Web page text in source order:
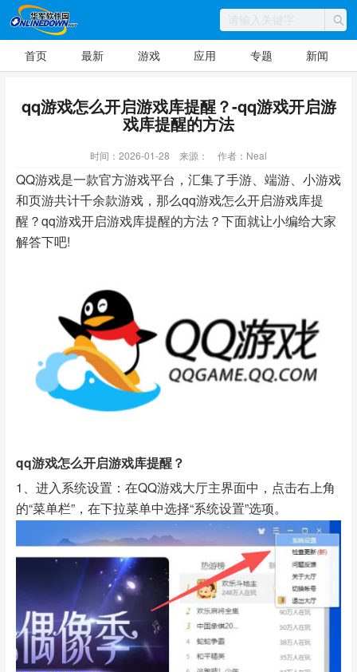
首页 最新 游戏 应用 专题 新闻
qq游戏怎么开启游戏库提醒？-qq游戏开启游
戏库提醒的方法
时间：2026-01-28 来源： 作者：Neal
QQ游戏是一款官方游戏平台，汇集了手游、端游、小游戏
和页游共计千余款游戏，那么qq游戏怎么开启游戏库提
醒？qq游戏开启游戏库提醒的方法？下面就让小编给大家
解答下吧!
qq游戏怎么开启游戏库提醒？
1、进入系统设置：在QQ游戏大厅主界面中，点击右上角
的“菜单栏”，在下拉菜单中选择“系统设置”选项。